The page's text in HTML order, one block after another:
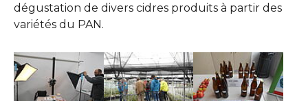
dégustation de divers cidres produits à partir des
variétés du PAN.
Show larger versionShow larger versionShow larger version